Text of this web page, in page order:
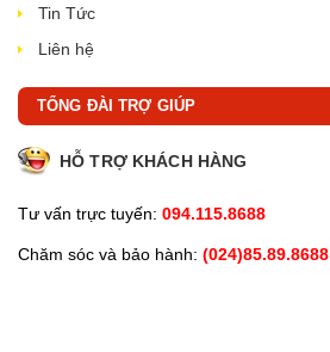
Tin Tức
Liên hệ
TỔNG ĐÀI TRỢ GIÚP
HỖ TRỢ KHÁCH HÀNG
Tư vấn trực tuyến: 094.115.8688
Chăm sóc và bảo hành: (024)85.89.8688